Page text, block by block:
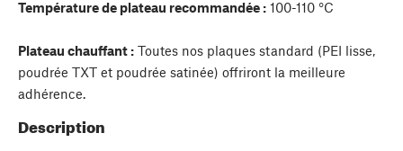
Température de plateau recommandée : 100-110 °C
Plateau chauffant : Toutes nos plaques standard (PEI lisse,
poudrée TXT et poudrée satinée) offriront la meilleure
adhérence.
Description